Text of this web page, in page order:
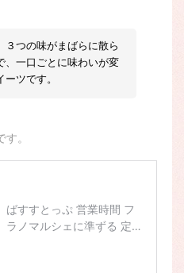
３つの味がまばらに散ら
、一口ごとに味わいが変
ツです。
。